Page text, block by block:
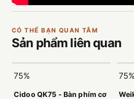
CÓ THỂ BẠN QUAN TÂM
Sản phẩm liên quan
75%
Cidoo QK75 - Bàn phím cơ
75%